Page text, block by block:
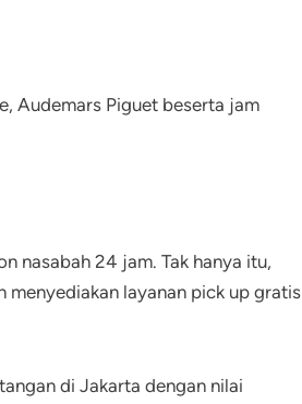
Audemars Piguet beserta jam
nasabah 24 jam. Tak hanya itu,
layanan pick up gratis
di Jakarta dengan nilai